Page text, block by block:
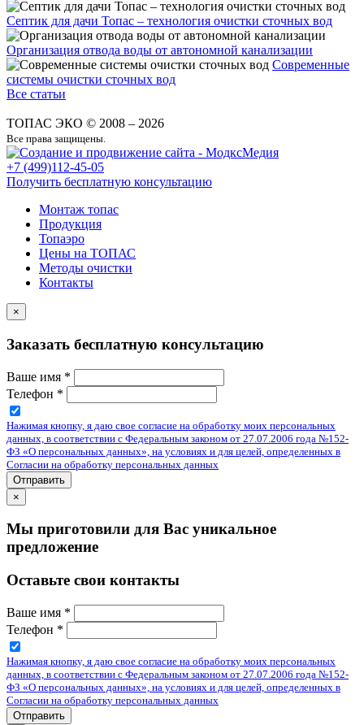
Септик для дачи Топас – технология очистки сточных вод
Организация отвода воды от автономной канализации
Современные
системы очистки сточных вод
Все статьи
ТОПАС ЭКО © 2008 – 2026
Все права защищены.
+7 (499)112-45-05
Получить бесплатную консультацию
Монтаж топас
Продукция
Топаэро
Цены на ТОПАС
Методы очистки
Контакты
×
Заказать бесплатную консультацию
Ваше имя *
Телефон *
Нажимая кнопку, я даю свое согласие на обработку моих персональных
данных, в соответствии с Федеральным законом от 27.07.2006 года №152-
ФЗ «О персональных данных», на условиях и для целей, определенных в
Согласии на обработку персональных данных
Отправить
×
Мы приготовили для Вас уникальное
предложение
Оставьте свои контакты
Ваше имя *
Телефон *
Нажимая кнопку, я даю свое согласие на обработку моих персональных
данных, в соответствии с Федеральным законом от 27.07.2006 года №152-
ФЗ «О персональных данных», на условиях и для целей, определенных в
Согласии на обработку персональных данных
Отправить